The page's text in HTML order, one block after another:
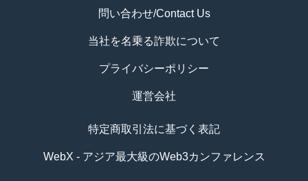
問い合わせ/Contact Us
当社を名乗る詐欺について
プライバシーポリシー
運営会社
特定商取引法に基づく表記
WebX - アジア最大級のWeb3カンファレンス